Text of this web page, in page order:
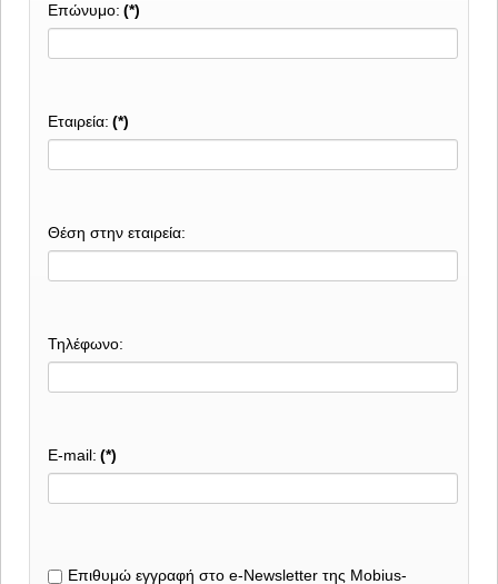
Επώνυμο: (*)
Εταιρεία: (*)
Θέση στην εταιρεία:
Τηλέφωνο:
E-mail: (*)
Eπιθυμώ εγγραφή στο e-Newsletter της Mobius-